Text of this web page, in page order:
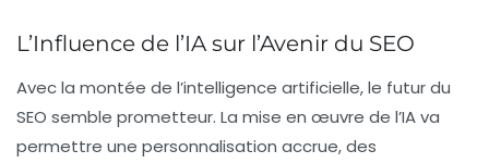
L’Influence de l’IA sur l’Avenir du SEO
Avec la montée de l’intelligence artificielle, le futur du
SEO semble prometteur. La mise en œuvre de l’IA va
permettre une personnalisation accrue, des